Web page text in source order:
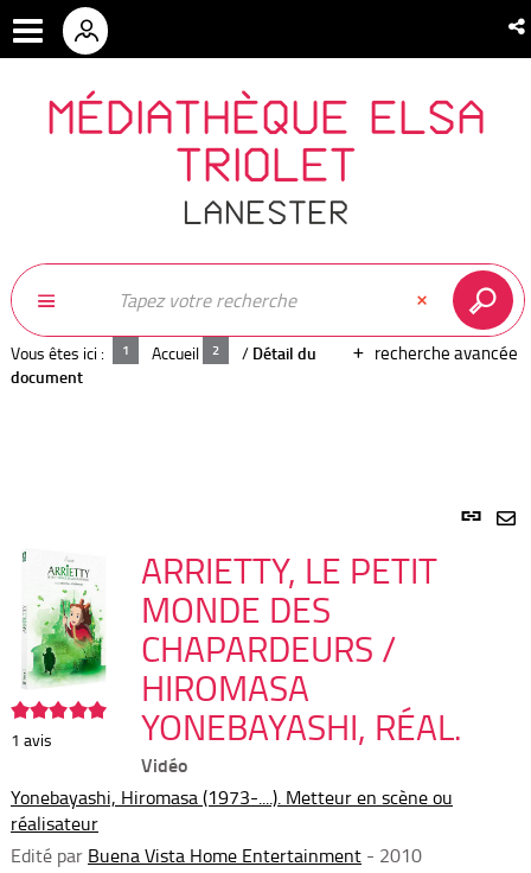
MÉDIATHÈQUE ELSA
TRIOLET
LANESTER
recherche avancée
Vous êtes ici : Accueil / Détail du
document
Lien
5/5
1 avis
ARRIETTY, LE PETIT
MONDE DES
CHAPARDEURS /
HIROMASA
YONEBAYASHI, RÉAL.
Vidéo
Yonebayashi, Hiromasa (1973-....). Metteur en scène ou
réalisateur
Edité par Buena Vista Home Entertainment - 2010